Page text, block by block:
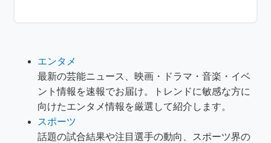
エンタメ
最新の芸能ニュース、映画・ドラマ・音楽・イベ
ント情報を速報でお届け。トレンドに敏感な方に
向けたエンタメ情報を厳選して紹介します。
スポーツ
話題の試合結果や注目選手の動向、スポーツ界の